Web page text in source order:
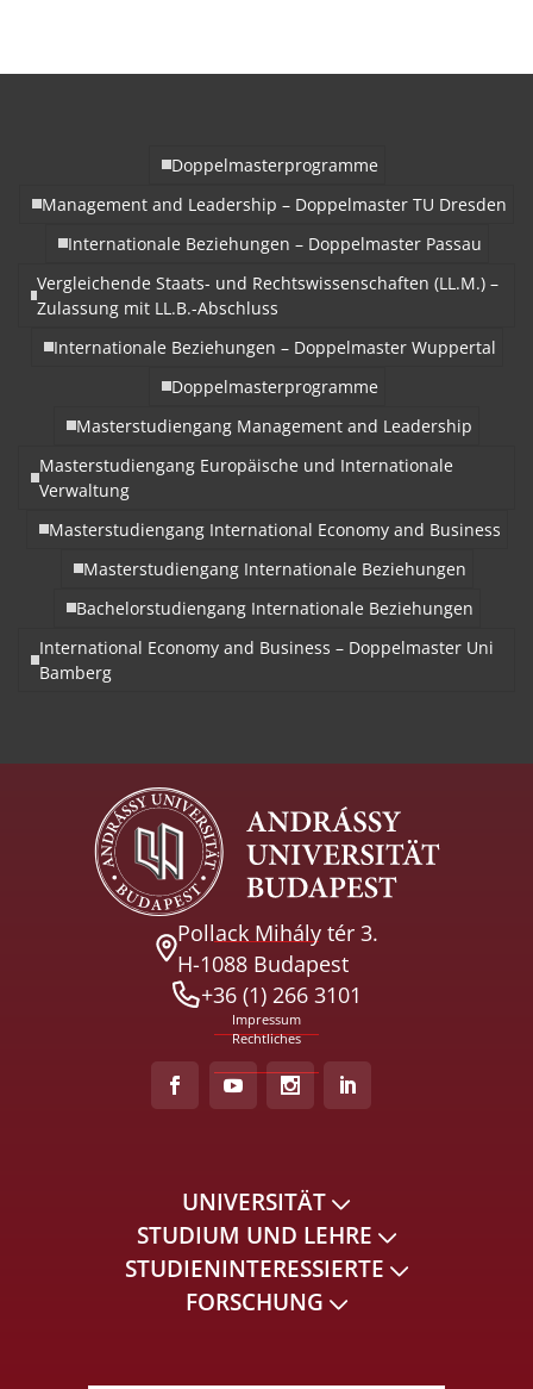
Doppelmasterprogramme
Management and Leadership – Doppelmaster TU Dresden
Internationale Beziehungen – Doppelmaster Passau
Vergleichende Staats- und Rechtswissenschaften (LL.M.) –
Zulassung mit LL.B.-Abschluss
Internationale Beziehungen – Doppelmaster Wuppertal
Doppelmasterprogramme
Masterstudiengang Management and Leadership
Masterstudiengang Europäische und Internationale
Verwaltung
Masterstudiengang International Economy and Business
Masterstudiengang Internationale Beziehungen
Bachelorstudiengang Internationale Beziehungen
International Economy and Business – Doppelmaster Uni
Bamberg
Pollack Mihály tér 3.
H-1088 Budapest
+36 (1) 266 3101
Impressum
Rechtliches
UNIVERSITÄT
STUDIUM UND LEHRE
STUDIENINTERESSIERTE
FORSCHUNG